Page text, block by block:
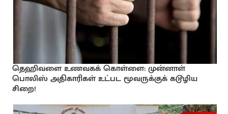
தெஹிவளை உணவகக் கொள்ளை: முன்னாள்
பொலிஸ் அதிகாரிகள் உட்பட மூவருக்குக் கடூழிய
சிறை!